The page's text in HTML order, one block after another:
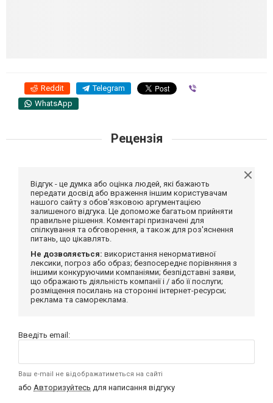
Reddit Telegram
WhatsApp
Рецензія
Відгук - це думка або оцінка людей, які бажають
передати досвід або враження іншим користувачам
нашого сайту з обов'язковою аргументацією
залишеного відгука. Це допоможе багатьом прийняти
правильне рішення. Коментарі призначені для
спілкування та обговорення, а також для роз'яснення
питань, що цікавлять.
Не дозволяється: використання ненормативної
лексики, погроз або образ; безпосереднє порівняння з
іншими конкуруючими компаніями; безпідставні заяви,
що ображають діяльність компанії і / або її послуги;
розміщення посилань на сторонні інтернет-ресурси;
реклама та самореклама.
Введіть email:
Ваш e-mail не відображатиметься на сайті
або Авторизуйтесь для написання відгуку